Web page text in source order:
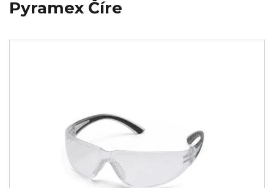
Pyramex Číre